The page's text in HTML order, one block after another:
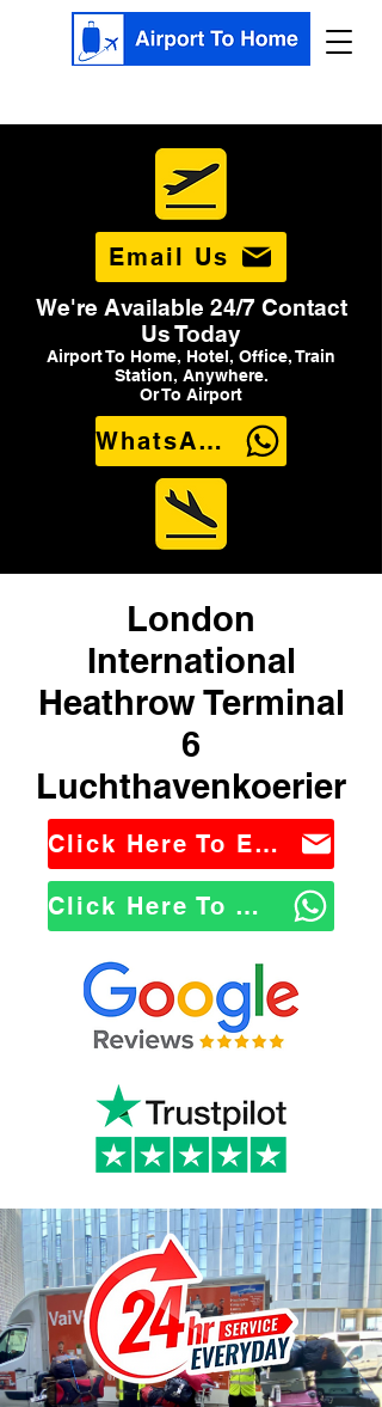
Email Us
We're Available 24/7 Contact
Us Today
Airport To Home, Hotel, Office, Train
Station, Anywhere.
Or To Airport
WhatsApp Us
London
International
Heathrow Terminal
6
Luchthavenkoerier
Click Here To Email Us
Click Here To WhatsApp Us